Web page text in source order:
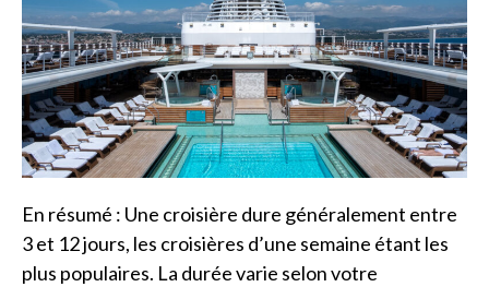
En résumé : Une croisière dure généralement entre
3 et 12 jours, les croisières d’une semaine étant les
plus populaires. La durée varie selon votre